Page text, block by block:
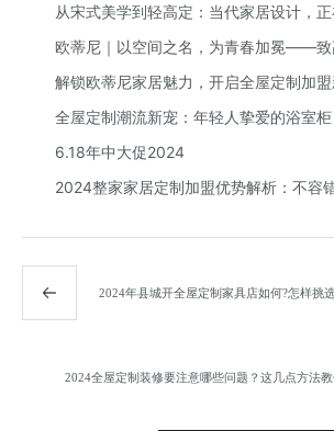
从宋式美学到轻高定：当代家居设计，
质
欧蒂尼｜以空间之名，为青春加冕——致
解锁欧蒂尼家居魅力，开启全屋定制加
全屋定制潮流新宠：年轻人挚爱的浴室
6.18年中大促2024
2024整家家居定制加盟优势解析：不容
2024年县城开全屋定制家具店如何?怎样挑
2024全屋定制装修要注意哪些问题？这几点方法